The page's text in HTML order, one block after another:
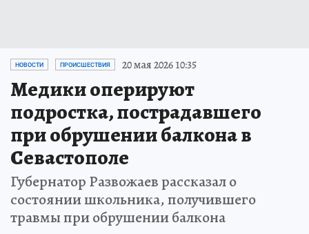
НОВОСТИ ПРОИСШЕСТВИЯ 20 мая 2026 10:35
Медики оперируют
подростка, пострадавшего
при обрушении балкона в
Севастополе
Губернатор Развожаев рассказал о
состоянии школьника, получившего
травмы при обрушении балкона